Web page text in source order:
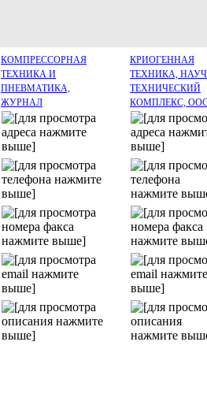
КОМПРЕССОРНАЯ
ТЕХНИКА И
ПНЕВМАТИКА,
ЖУРНАЛ
КРИОГЕННАЯ
ТЕХНИКА,
ТЕХНИЧЕСКИЙ
КОМПЛЕКС,